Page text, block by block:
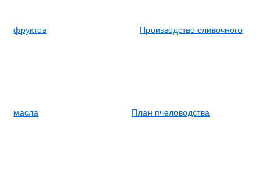
фруктов Производство сливочного
масла План пчеловодства